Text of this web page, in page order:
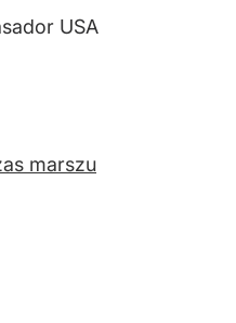
USA
marszu